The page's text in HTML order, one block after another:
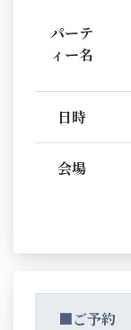
パーテ
ィー名
日時
会場
■ご予約